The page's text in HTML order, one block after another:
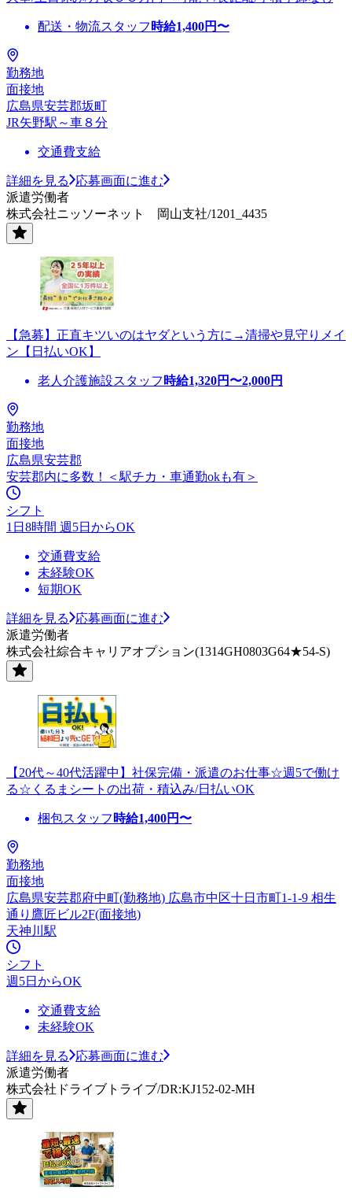
配送・物流スタッフ 時給1,400円〜
勤務地
面接地
広島県安芸郡坂町
JR矢野駅～車８分
交通費支給
詳細を見る
応募画面に進む
派遣労働者
株式会社ニッソーネット 岡山支社/1201_4435
【急募】正直キツいのはヤダという方に→清掃や見守りメイ
ン【日払いOK】
老人介護施設スタッフ 時給1,320円〜2,000円
勤務地
面接地
広島県安芸郡
安芸郡内に多数！＜駅チカ・車通勤okも有＞
シフト
1日8時間 週5日からOK
交通費支給
未経験OK
短期OK
詳細を見る
応募画面に進む
派遣労働者
株式会社綜合キャリアオプション(1314GH0803G64★54-S)
【20代～40代活躍中】社保完備・派遣のお仕事☆週5で働け
る☆くるまシートの出荷・積込み/日払いOK
梱包スタッフ 時給1,400円〜
勤務地
面接地
広島県安芸郡府中町(勤務地) 広島市中区十日市町1-1-9 相生
通り鷹匠ビル2F(面接地)
天神川駅
シフト
週5日からOK
交通費支給
未経験OK
詳細を見る
応募画面に進む
派遣労働者
株式会社ドライブトライブ/DR:KJ152-02-MH